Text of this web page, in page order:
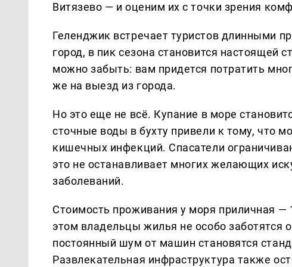
Витязево — и оценим их с точки зрения
Геленджик встречает туристов длинными
город, в пик сезона становится настоящей
можно забыть: вам придется потратить
же на выезд из города.
Но это еще не всё. Купание в море
сточные воды в бухту привели к тому, что
кишечных инфекций. Спасатели
это не останавливает многих желающих
заболеваний.
Стоимость проживания у моря приличная —
этом владельцы жилья не особо заботятся
постоянный шум от машин становятся
Развлекательная инфраструктура также